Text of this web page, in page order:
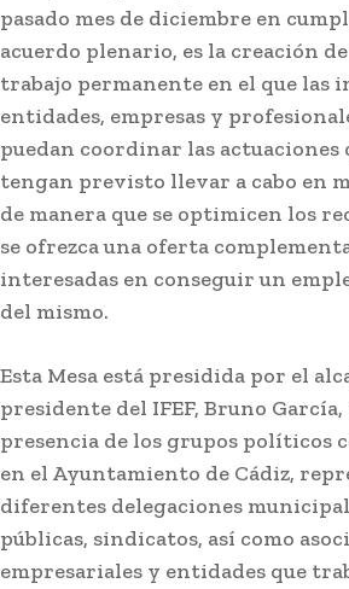
Carnaval
El coro de Julio Pardo anuncia
COAC 2027
pasado mes de diciembre en
acuerdo plenario, es la creación
trabajo permanente en el que las
entidades, empresas y
puedan coordinar las actuaciones
tengan previsto llevar a cabo en
de manera que se optimicen los
se ofrezca una oferta
interesadas en conseguir un
del mismo.
Esta Mesa está presidida por el
presidente del IFEF, Bruno
presencia de los grupos políticos
en el Ayuntamiento de Cádiz,
diferentes delegaciones
públicas, sindicatos, así como
empresariales y entidades que